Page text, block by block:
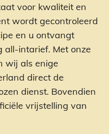
voor kwaliteit en
wordt gecontroleerd
en u ontvangt
all-intarief. Met onze
wij als enige
direct de
dienst. Bovendien
vrijstelling van